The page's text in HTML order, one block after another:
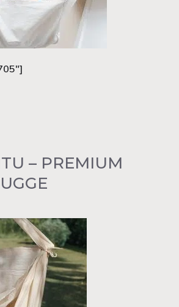
– PREMIUM